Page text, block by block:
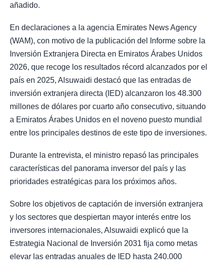
añadido.
En declaraciones a la agencia Emirates News Agency
(WAM), con motivo de la publicación del Informe sobre la
Inversión Extranjera Directa en Emiratos Árabes Unidos
2026, que recoge los resultados récord alcanzados por el
país en 2025, Alsuwaidi destacó que las entradas de
inversión extranjera directa (IED) alcanzaron los 48.300
millones de dólares por cuarto año consecutivo, situando
a Emiratos Árabes Unidos en el noveno puesto mundial
entre los principales destinos de este tipo de inversiones.
Durante la entrevista, el ministro repasó las principales
características del panorama inversor del país y las
prioridades estratégicas para los próximos años.
Sobre los objetivos de captación de inversión extranjera
y los sectores que despiertan mayor interés entre los
inversores internacionales, Alsuwaidi explicó que la
Estrategia Nacional de Inversión 2031 fija como metas
elevar las entradas anuales de IED hasta 240.000